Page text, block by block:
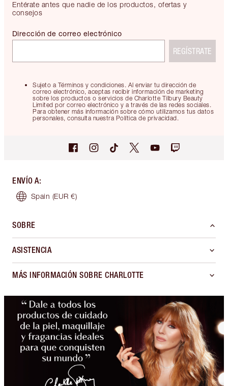
Entérate antes que nadie de los productos, ofertas y
consejos
Sujeto a Términos y condiciones. Al enviar tu dirección de
correo electrónico, aceptas recibir información de marketing
sobre los productos o servicios de Charlotte Tilbury Beauty
Limited por correo electrónico y a través de las redes sociales.
Para obtener más información sobre cómo utilizamos tus datos
personales, consulta nuestra Política de privacidad.
Dirección de correo electrónico
REGÍSTRATE
ENVÍO A:
Spain (EUR €)
SOBRE
ASISTENCIA
MÁS INFORMACIÓN SOBRE CHARLOTTE